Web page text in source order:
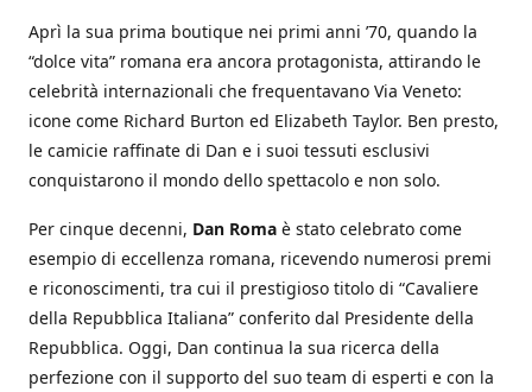
Aprì la sua prima boutique nei primi anni ’70, quando la
“dolce vita” romana era ancora protagonista, attirando le
celebrità internazionali che frequentavano Via Veneto:
icone come Richard Burton ed Elizabeth Taylor. Ben presto,
le camicie raffinate di Dan e i suoi tessuti esclusivi
conquistarono il mondo dello spettacolo e non solo.
Per cinque decenni, Dan Roma è stato celebrato come
esempio di eccellenza romana, ricevendo numerosi premi
e riconoscimenti, tra cui il prestigioso titolo di “Cavaliere
della Repubblica Italiana” conferito dal Presidente della
Repubblica. Oggi, Dan continua la sua ricerca della
perfezione con il supporto del suo team di esperti e con la